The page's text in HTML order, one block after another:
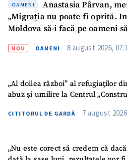
OAMENI
Anastasia Pârvan,
„Migrația nu poate fi oprită.
Moldova să-i facă pe oameni
NOU OAMENI 8 august 2026,
„Al doilea război” al refugiaților
abuz și umilire la Centrul
CITITORUL DE GARDĂ 7 august
„Nu este corect să credem că